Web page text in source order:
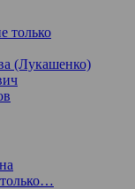
только
(Лукашенко)